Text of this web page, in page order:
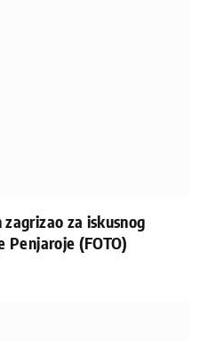
za iskusnog
(FOTO)